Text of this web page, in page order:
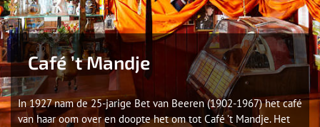
Café ’t Mandje
In 1927 nam de 25-jarige Bet van Beeren (1902-1967) het café
van haar oom over en doopte het om tot Café ’t Mandje. Het